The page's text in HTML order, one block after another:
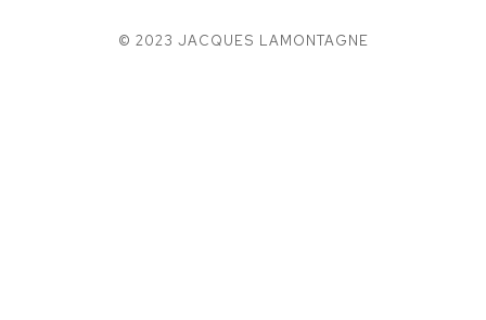
© 2023 JACQUES LAMONTAGNE